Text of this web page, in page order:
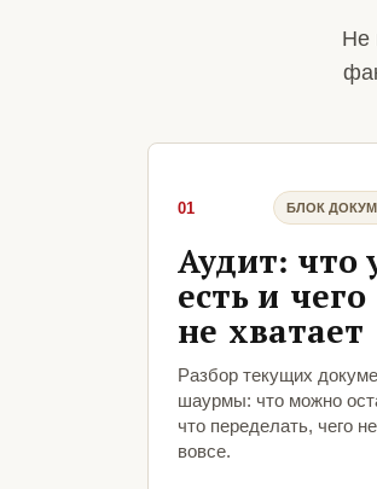
Не
01 БЛОК
Аудит: что
есть и чего
не хватает
Разбор текущих
шаурмы: что можно
что переделать, чего
вовсе.